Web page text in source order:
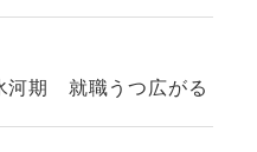
期 就職うつ広がる